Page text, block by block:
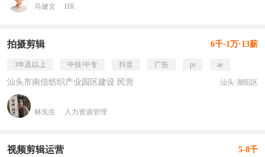
马健文 HR
拍摄剪辑 6千-1万·13薪
3年及以上 中技/中专 抖音 广告 pr ae
汕头市南信纺织产业园区建设 民营 汕头·潮阳区
林先生 人力资源管理
视频剪辑运营 5-8千